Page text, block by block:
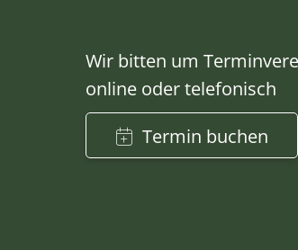
Wir bitten um
online oder telefonisch
Termin buchen